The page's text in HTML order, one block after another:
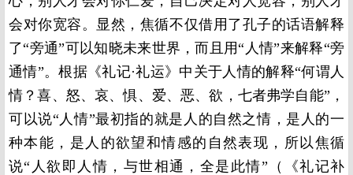
会对你宽容。显然，焦循不仅借用了孔子的话语解释
了“旁通”可以知晓未来世界，而且用“人情”来解释“旁
通情”。根据《礼记·礼运》中关于人情的解释“何谓人
情？喜、怒、哀、惧、爱、恶、欲，七者弗学自能”，
可以说“人情”最初指的就是人的自然之情，是人的一
种本能，是人的欲望和情感的自然表现，所以焦循
说“人欲即人情，与世相通，全是此情”（《礼记补